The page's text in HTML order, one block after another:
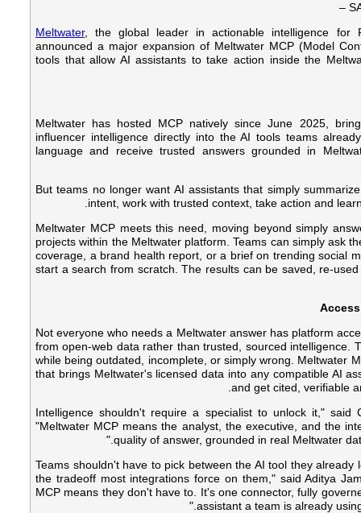
Meltwater, the global leader in actionable intelligence for
announced a major expansion of Meltwater MCP (Model
tools that allow AI assistants to take action inside the
Meltwater has hosted MCP natively since June 2025,
influencer intelligence directly into the AI tools teams
language and receive trusted answers grounded in
But teams no longer want AI assistants that simply
intent, work with trusted context, take action and
Meltwater MCP meets this need, moving beyond simply
projects within the Meltwater platform. Teams can simply ask
coverage, a brand health report, or a brief on trending social
start a search from scratch. The results can be saved, re-
Not everyone who needs a Meltwater answer has platform
from open-web data rather than trusted, sourced intelligence.
while being outdated, incomplete, or simply wrong. Meltwater
that brings Meltwater's licensed data into any compatible AI
and get cited, verifiable
"Intelligence shouldn't require a specialist to unlock it,"
"Meltwater MCP means the analyst, the executive, and the
quality of answer, grounded in real Meltwater
"Teams shouldn't have to pick between the AI tool they
the tradeoff most integrations force on them," said Aditya
MCP means they don't have to. It's one connector, fully
assistant a team is already